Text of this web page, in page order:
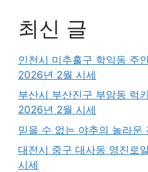
최신 글
인천시 미추홀구 학익동 주
2026년 2월 시세
부산시 부산진구 부암동 럭
2026년 2월 시세
믿을 수 없는 야추의 놀라운
대전시 중구 대사동 영진로
시세